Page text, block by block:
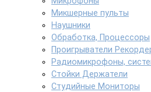
Микшерные пульты
Наушники
Обработка, Процессоры
Проигрыватели
Радиомикрофоны,
Стойки Держатели
Студийные Мониторы